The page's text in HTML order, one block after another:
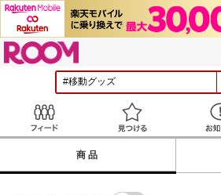
見つける
商品